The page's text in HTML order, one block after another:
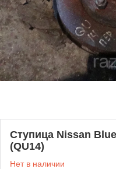
Ступица Nissan
(QU14)
Нет в наличии